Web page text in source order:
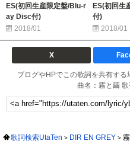
ES(初回生産限定盤/Blu-r
ay Disc付)
2018/01
ES(初回生
付)
2018/01
X
ブログやHPでこの歌詞を共有す
曲名：霧と繭
歌詞検索UtaTen DIR EN GREY